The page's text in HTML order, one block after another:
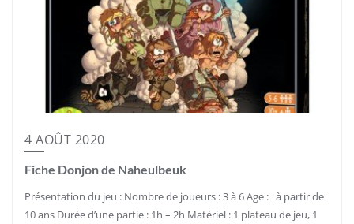
4 AOÛT 2020
Fiche Donjon de Naheulbeuk
Présentation du jeu : Nombre de joueurs : 3 à 6 Age : à partir de
10 ans Durée d’une partie : 1h – 2h Matériel : 1 plateau de jeu, 1